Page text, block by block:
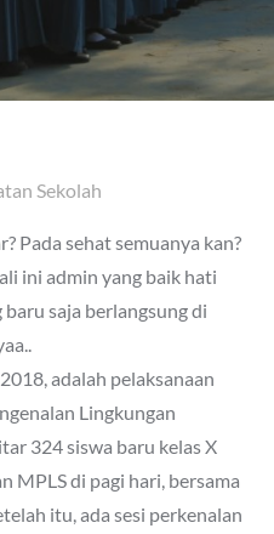
Sekolah
Pada sehat semuanya kan?
ini admin yang baik hati
saja berlangsung di
adalah pelaksanaan
Lingkungan
324 siswa baru kelas X
MPLS di pagi hari, bersama
itu, ada sesi perkenalan